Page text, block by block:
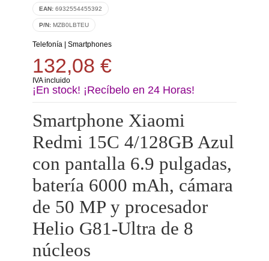
EAN: 6932554455392
P/N: MZB0LBTEU
Telefonía| Smartphones
132,08 €
IVA incluido
¡En stock! ¡Recíbelo en 24 Horas!
Smartphone Xiaomi
Redmi 15C 4/128GB Azul
con pantalla 6.9 pulgadas,
batería 6000 mAh, cámara
de 50 MP y procesador
Helio G81-Ultra de 8
núcleos